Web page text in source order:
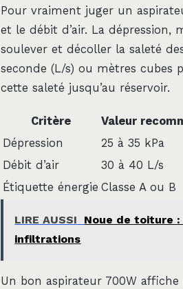
Pour vraiment juger un
et le débit d’air. La dépression,
soulever et décoller la saleté
seconde (L/s) ou mètres cubes
cette saleté jusqu’au réservoir.
Critère Valeur
Dépression
25 à 35 kPa
Débit d’air
30 à 40 L/s
Étiquette énergie Classe A ou B
LIRE AUSSI
Noue de toiture
infiltrations
Un bon aspirateur 700W